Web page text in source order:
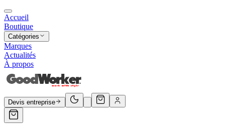
Accueil
Boutique
Catégories
Marques
Actualités
À propos
Devis entreprise